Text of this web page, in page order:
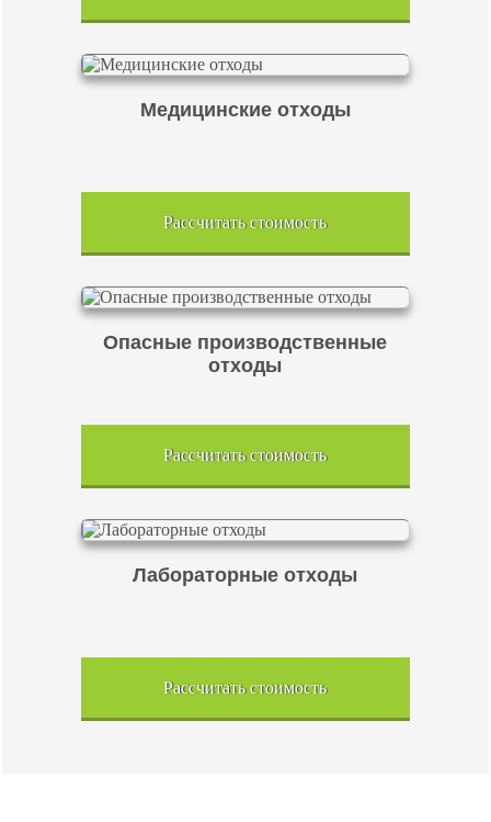
Медицинские отходы
Рассчитать стоимость
Опасные производственные
отходы
Рассчитать стоимость
Лабораторные отходы
Рассчитать стоимость